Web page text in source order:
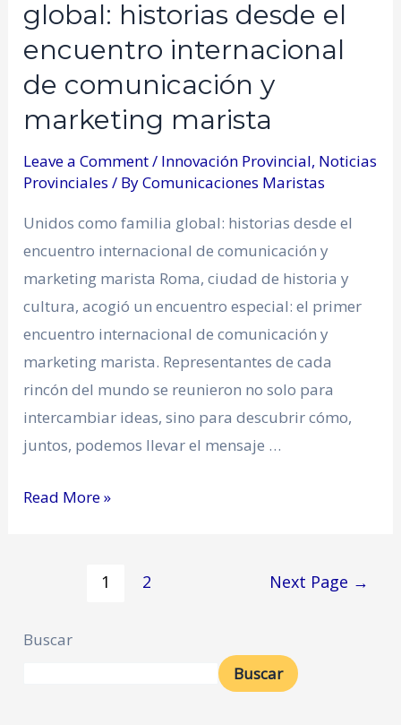
global: historias desde el
encuentro internacional
de comunicación y
marketing marista
Leave a Comment/ Innovación Provincial, Noticias
Provinciales / ByComunicaciones Maristas
Unidos como familia global: historias desde el
encuentro internacional de comunicación y
marketing marista Roma, ciudad de historia y
cultura, acogió un encuentro especial: el primer
encuentro internacional de comunicación y
marketing marista. Representantes de cada
rincón del mundo se reunieron no solo para
intercambiar ideas, sino para descubrir cómo,
juntos, podemos llevar el mensaje …
Read More »
1 2 Next Page →
Buscar
Buscar